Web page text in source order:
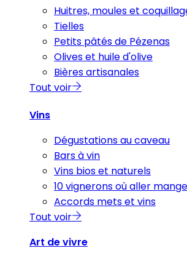
Huitres, moules et
Tielles
Petits pâtés de Pézenas
Olives et huile d'olive
Bières artisanales
Tout voir
Vins
Dégustations au caveau
Bars à vin
Vins bios et naturels
10 vignerons où aller
Accords mets et vins
Tout voir
Art de vivre